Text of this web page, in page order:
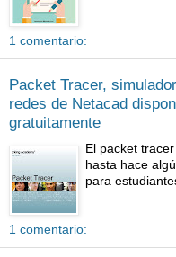
1 comentario:
Packet Tracer,
redes de Netacad
gratuitamente
El packet
hasta hace
para
1 comentario: